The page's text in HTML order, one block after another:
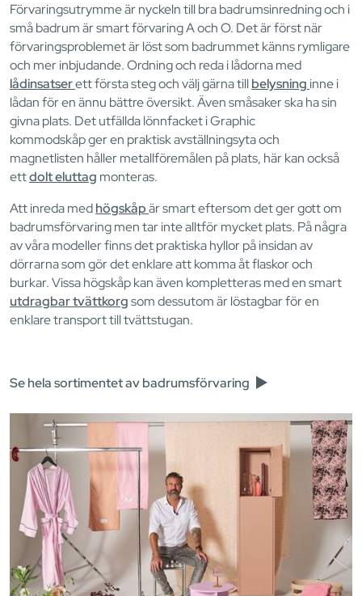
Förvaringsutrymme är nyckeln till bra badrumsinredning och i
små badrum är smart förvaring A och O. Det är först när
förvaringsproblemet är löst som badrummet känns rymligare
och mer inbjudande. Ordning och reda i lådorna med
lådinsatserett första steg och välj gärna tillbelysning inne i
lådan för en ännu bättre översikt. Även småsaker ska ha sin
givna plats. Det utfällda lönnfacket i Graphic
kommodskåp ger en praktisk avställningsyta och
magnetlisten håller metallföremålen på plats, här kan också
ettdolt eluttag monteras.
Att inreda medhögskåpär smart eftersom det ger gott om
badrumsförvaring men tar inte alltför mycket plats. På några
av våra modeller finns det praktiska hyllor på insidan av
dörrarna som gör det enklare att komma åt flaskor och
burkar. Vissa högskåp kan även kompletteras med en smart
utdragbar tvättkorgsom dessutom är löstagbar för en
enklare transport till tvättstugan.
Se hela sortimentet av badrumsförvaring